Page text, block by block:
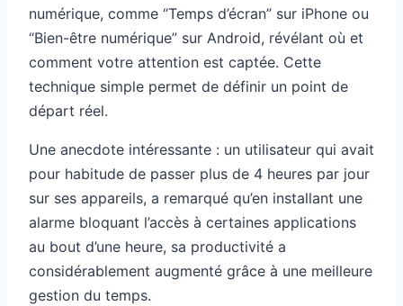
numérique, comme “Temps d’écran” sur iPhone ou
“Bien-être numérique” sur Android, révélant où et
comment votre attention est captée. Cette
technique simple permet de définir un point de
départ réel.
Une anecdote intéressante : un utilisateur qui avait
pour habitude de passer plus de 4 heures par jour
sur ses appareils, a remarqué qu’en installant une
alarme bloquant l’accès à certaines applications
au bout d’une heure, sa productivité a
considérablement augmenté grâce à une meilleure
gestion du temps.